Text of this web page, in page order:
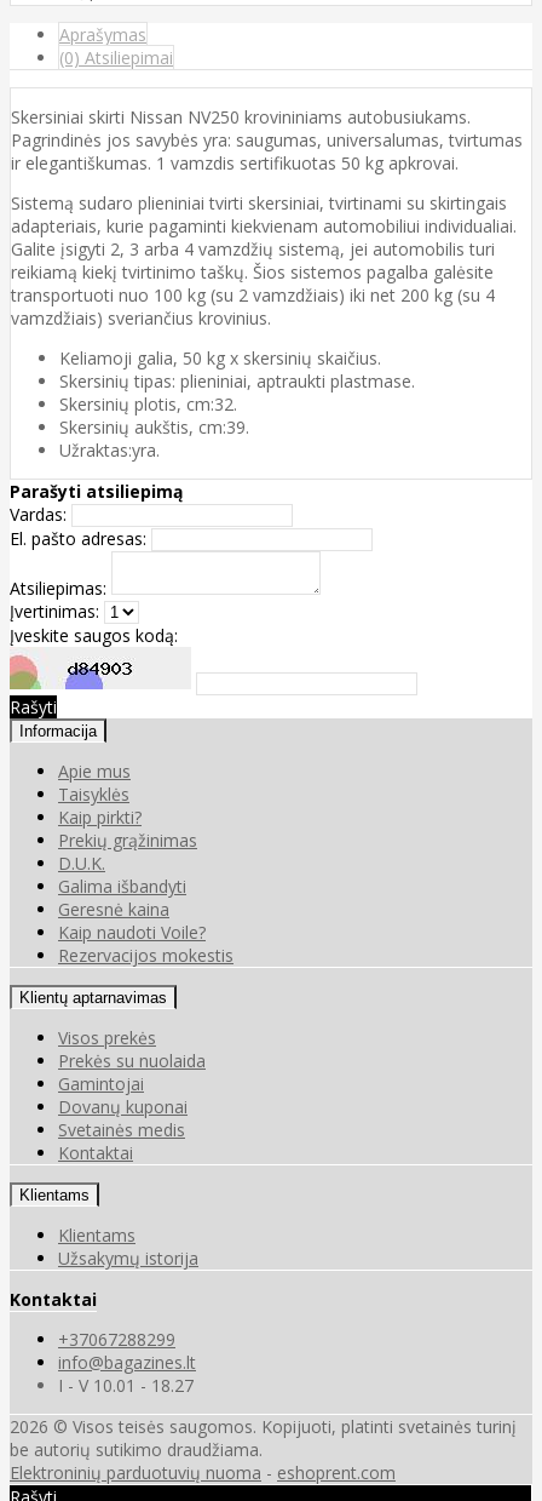
Aprašymas
(0) Atsiliepimai
Skersiniai skirti Nissan NV250 krovininiams autobusiukams.
Pagrindinės jos savybės yra: saugumas, universalumas, tvirtumas
ir elegantiškumas. 1 vamzdis sertifikuotas 50 kg apkrovai.
Sistemą sudaro plieniniai tvirti skersiniai, tvirtinami su skirtingais
adapteriais, kurie pagaminti kiekvienam automobiliui individualiai.
Galite įsigyti 2, 3 arba 4 vamzdžių sistemą, jei automobilis turi
reikiamą kiekį tvirtinimo taškų. Šios sistemos pagalba galėsite
transportuoti nuo 100 kg (su 2 vamzdžiais) iki net 200 kg (su 4
vamzdžiais) sveriančius krovinius.
Keliamoji galia, 50 kg x skersinių skaičius.
Skersinių tipas: plieniniai, aptraukti plastmase.
Skersinių plotis, cm:32.
Skersinių aukštis, cm:39.
Užraktas:yra.
Parašyti atsiliepimą
Vardas:
El. pašto adresas:
Atsiliepimas:
Įvertinimas:
Įveskite saugos kodą:
Rašyti
Informacija
Apie mus
Taisyklės
Kaip pirkti?
Prekių grąžinimas
D.U.K.
Galima išbandyti
Geresnė kaina
Kaip naudoti Voile?
Rezervacijos mokestis
Klientų aptarnavimas
Visos prekės
Prekės su nuolaida
Gamintojai
Dovanų kuponai
Svetainės medis
Kontaktai
Klientams
Klientams
Užsakymų istorija
Kontaktai
+37067288299
info@bagazines.lt
I - V 10.01 - 18.27
2026 © Visos teisės saugomos. Kopijuoti, platinti svetainės turinį
be autorių sutikimo draudžiama.
Elektroninių parduotuvių nuoma - eshoprent.com